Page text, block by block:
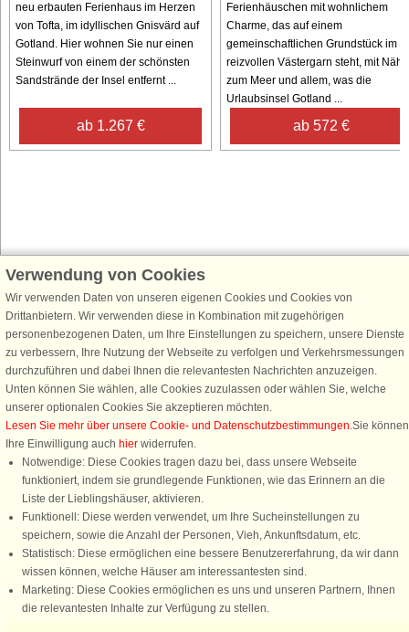
Rufen Sie an, um zu buchen
neu erbauten Ferienhaus im Herzen
von Tofta, im idyllischen Gnisvärd auf
Gotland. Hier wohnen Sie nur einen
Steinwurf von einem der schönsten
Sandstrände der Insel entfernt ...
ab 1.267 €
Ferienhäuschen mit wohnlichem
Charme, das auf einem
gemeinschaftlichen Grundstück im
reizvollen Västergarn steht, mit Nähe
zum Meer und allem, was die
Urlaubsinsel Gotland ...
ab 572 €
Schließen Sie sich 100.000 Ferienhaus-Fans an
Erhalten Sie einenWillkommensgutschein von 25 € für Ihren nächsten
Ferienhausurlaub - melden Sie sich einfach für den DanCenter Newsletter
an. Verpassen Sie nie wieder exklusive Angebote, Gewinnspiele und
Urlaubstipps!
Newsletter abonnieren
Verwendung von Cookies
Wir verwenden Daten von unseren eigenen Cookies und Cookies von
Drittanbietern. Wir verwenden diese in Kombination mit zugehörigen
personenbezogenen Daten, um Ihre Einstellungen zu speichern, unsere Dienste
zu verbessern, Ihre Nutzung der Webseite zu verfolgen und Verkehrsmessungen
durchzuführen und dabei Ihnen die relevantesten Nachrichten anzuzeigen.
Unten können Sie wählen, alle Cookies zuzulassen oder wählen Sie, welche
unserer optionalen Cookies Sie akzeptieren möchten.
Lesen Sie mehr über unsere Cookie- und Datenschutzbestimmungen.Sie können
Ihre Einwilligung auch hier widerrufen.
Notwendige: Diese Cookies tragen dazu bei, dass unsere Webseite
funktioniert, indem sie grundlegende Funktionen, wie das Erinnern an die
Liste der Lieblingshäuser, aktivieren.
Funktionell: Diese werden verwendet, um Ihre Sucheinstellungen zu
speichern, sowie die Anzahl der Personen, Vieh, Ankunftsdatum, etc.
Statistisch: Diese ermöglichen eine bessere Benutzererfahrung, da wir dann
wissen können, welche Häuser am interessantesten sind.
Marketing: Diese Cookies ermöglichen es uns und unseren Partnern, Ihnen
die relevantesten Inhalte zur Verfügung zu stellen.